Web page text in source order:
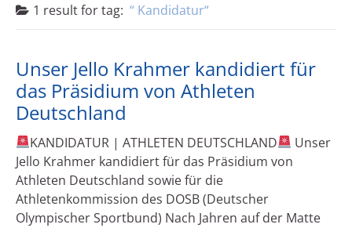
1 result fortag: Kandidatur
Unser Jello Krahmer kandidiert für
das Präsidium von Athleten
Deutschland
KANDIDATUR | ATHLETEN DEUTSCHLAND
Unser
Jello Krahmer kandidiert für das Präsidium von
Athleten Deutschland sowie für die
Athletenkommission des DOSB (Deutscher
Olympischer Sportbund) Nach Jahren auf der Matte